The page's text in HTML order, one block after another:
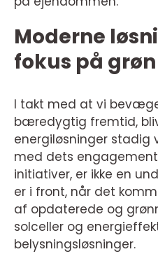
Moderne
fokus på
I takt med at vi
bæredygtig fremtid,
energiløsninger stadig
med dets
initiativer, er ikke en
er i front, når det
af opdaterede og
solceller og
belysningsløsninger.